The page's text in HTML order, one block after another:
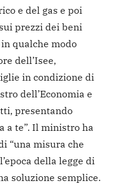
e del gas e poi
prezzi dei beni
qualche modo
dell’Isee,
in condizione di
dell’Economia e
presentando
a te”. Il ministro ha
“una misura che
della legge di
soluzione semplice.